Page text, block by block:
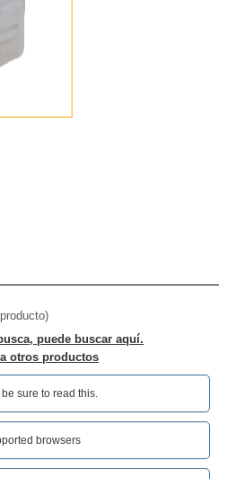
puede buscar aquí.
otros productos
be sure to read this.‎
browsers